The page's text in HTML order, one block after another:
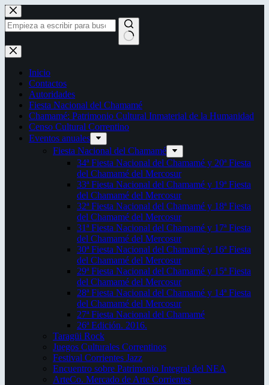
Saltar
al
contenido
Sin
resultados
Inicio
Contactos
Autoridades
Fiesta Nacional del Chamamé
Chamamé: Patrimonio Cultural Inmaterial de la Humanidad
Censo Cultural Correntino
Eventos anuales
Fiesta Nacional del Chamamé
34ª Fiesta Nacional del Chamamé y 20ª Fiesta
del Chamamé del Mercosur
33ª Fiesta Nacional del Chamamé y 19ª Fiesta
del Chamamé del Mercosur
32ª Fiesta Nacional del Chamamé y 18ª Fiesta
del Chamamé del Mercosur
31ª Fiesta Nacional del Chamamé y 17ª Fiesta
del Chamamé del Mercosur
30ª Fiesta Nacional del Chamamé y 16ª Fiesta
del Chamamé del Mercosur
29ª Fiesta Nacional del Chamamé y 15ª Fiesta
del Chamamé del Mercosur
28ª Fiesta Nacional del Chamamé y 14ª Fiesta
del Chamamé del Mercosur
27ª Fiesta Nacional del Chamamé
26ª Edición. 2016.
Taragüi Rock
Juegos Culturales Correntinos
Festival Corrientes Jazz
Encuentro sobre Patrimonio Integral del NEA
ArteCo. Mercado de Arte Corrientes